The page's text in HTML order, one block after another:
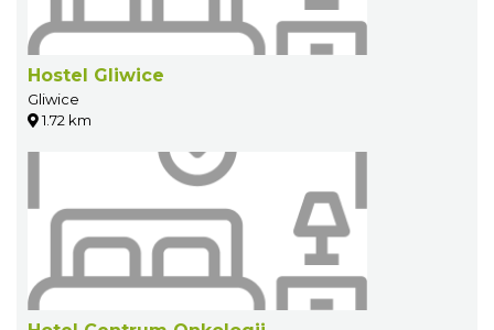
Hostel Gliwice
Gliwice
1.72 km